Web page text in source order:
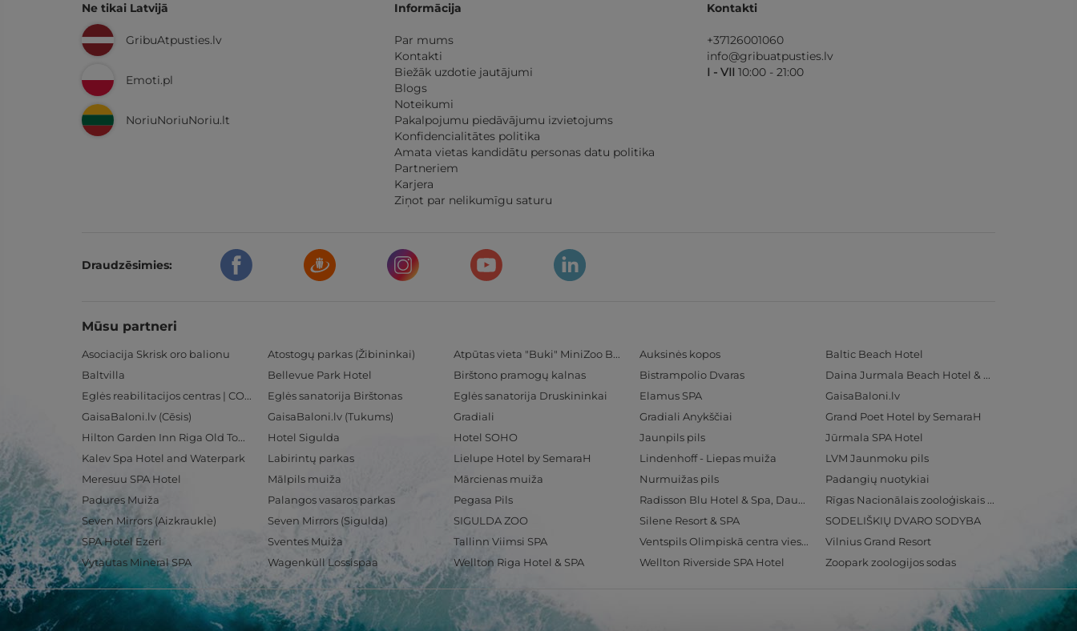
Ne tikai Latvijā
GribuAtpusties.lv
Emoti.pl
NoriuNoriuNoriu.lt
Informācija
Par mums
Kontakti
Biežāk uzdotie jautājumi
Blogs
Noteikumi
Pakalpojumu piedāvājumu izvietojums
Konfidencialitātes politika
Amata vietas kandidātu personas datu politika
Partneriem
Karjera
Ziņot par nelikumīgu saturu
Kontakti
+37126001060
info@gribuatpusties.lv
I - VII 10:00 - 21:00
Draudzēsimies:
Mūsu partneri
Asociacija Skrisk oro balionu Atostogų parkas (Žibininkai) Atpūtas vieta "Buki" MiniZoo BUKS Auksinės kopos
Baltic Beach Hotel
Baltvilla
Bellevue Park Hotel Birštono pramogų kalnas Bistrampolio Dvaras
Daina Jurmala Beach Hotel & SPA
Eglės reabilitacijos centras | CORE
Eglės sanatorija Birštonas Eglės sanatorija Druskininkai Elamus SPA
GaisaBaloni.lv
GaisaBaloni.lv (Cēsis)
GaisaBaloni.lv (Tukums) Gradiali Gradiali Anykščiai
Grand Poet Hotel by SemaraH
Hilton Garden Inn Riga Old Town
Hotel Sigulda Hotel SOHO Jaunpils pils
Jūrmala SPA Hotel
Kalev Spa Hotel and Waterpark
Labirintų parkas Lielupe Hotel by SemaraH Lindenhoff - Liepas muiža
LVM Jaunmoku pils
Meresuu SPA Hotel
Mālpils muiža Mārcienas muiža Nurmuižas pils
Padangių nuotykiai
Padures Muiža
Palangos vasaros parkas Pegasa Pils Radisson Blu Hotel & Spa, Daugava Riga
Rīgas Nacionālais zooloģiskais dārzs
Seven Mirrors (Aizkraukle)
Seven Mirrors (Sigulda) SIGULDA ZOO Silene Resort & SPA
SODELIŠKIŲ DVARO SODYBA
SPA Hotel Ezeri
Sventes Muiža Tallinn Viimsi SPA Ventspils Olimpiskā centra viesnīca
Vilnius Grand Resort
Vytautas Mineral SPA
Wagenküll Lossispaa Wellton Riga Hotel & SPA Wellton Riverside SPA Hotel Zoopark zoologijos sodas